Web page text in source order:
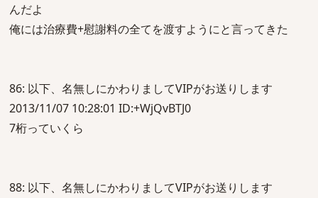
んだよ
俺には治療費+慰謝料の全てを渡すようにと言ってきた
86: 以下、名無しにかわりましてVIPがお送りします
2013/11/07 10:28:01 ID:+WjQvBTJ0
7桁っていくら
88: 以下、名無しにかわりましてVIPがお送りします